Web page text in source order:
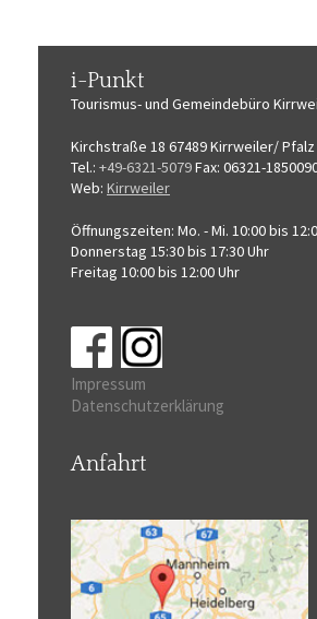
i-Punkt
Tourismus-und Gemeindebüro
Kirchstraße 18 67489 Kirrweiler/ Pfalz
Tel.: +49-6321-5079Fax: 06321-
Web: Kirrweiler
Öffnungszeiten: Mo. - Mi. 10:00 bis
Donnerstag 15:30 bis 17:30 Uhr
Freitag 10:00 bis 12:00 Uhr
Impressum
Datenschutzerklärung
Anfahrt